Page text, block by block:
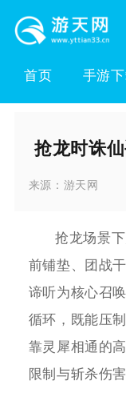
首页 手游
抢龙时诛
来源： 游天网
抢龙场景
前铺垫、团战
谛听为核心召
循环，既能压
靠灵犀相通的
限制与斩杀伤